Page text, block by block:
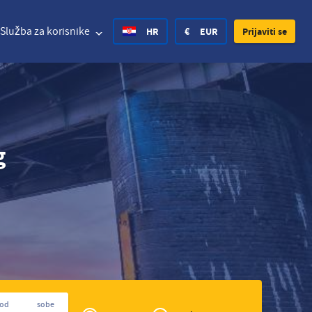
Služba za korisnike HR
Czech
€ EUR
States Dollar British Pound
States Dollar British Pound
Krone India Rupee
Poland Zloty
Switzerland Franc
Prijaviti se
sobe